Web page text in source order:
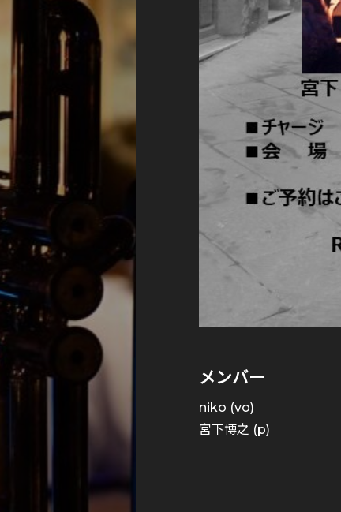
メンバー
niko (vo)
宮下博之 (p)